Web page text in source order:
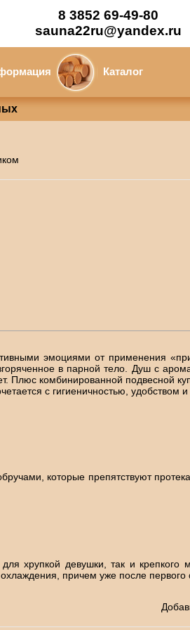
8 3852 69-49-80
sauna22ru@yandex.ru
Каталог
эмоциями от применения
в парной тело. Душ с
Плюс комбинированной подвесной
с гигиеничностью,
которые препятствуют
хрупкой девушки, так и крепкого
причем уже после первого